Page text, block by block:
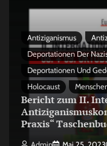
Antiziganismus
Deportationen Der
Deportationen Und
Holocaust
Bericht zum II.
Praxis“